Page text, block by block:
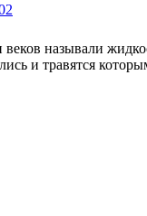
веков называли
и травятся